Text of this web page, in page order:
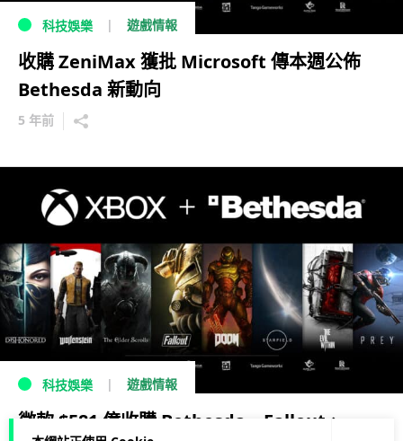
科技娛樂 遊戲情報
收購 ZeniMax 獲批 Microsoft 傳本週公佈
Bethesda 新動向
5 年前
科技娛樂 遊戲情報
微軟 $581 億收購 Bethesda Fallout、